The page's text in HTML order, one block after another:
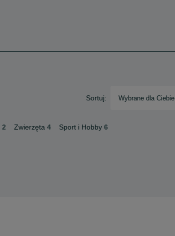
Sortuj: Wybrane dla Ciebie
2 Zwierzęta 4 Sport i Hobby 6